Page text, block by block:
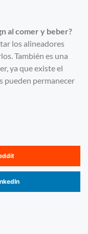
al comer y beber?
los alineadores
También es una
ya que existe el
pueden permanecer